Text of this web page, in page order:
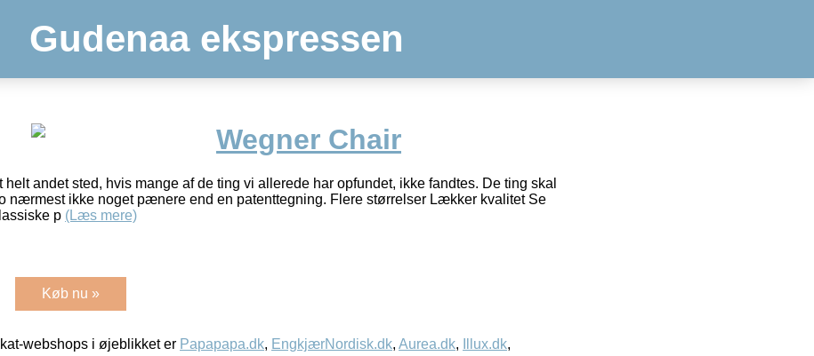
Gudenaa ekspressen
Wegner Chair
andet sted, hvis mange af de ting vi allerede har opfundet, ikke fandtes. De ting skal
nærmest ikke noget pænere end en patenttegning. Flere størrelser Lækker kvalitet Se
p (Læs mere)
Køb nu »
webshops i øjeblikket er Papapapa.dk, EngkjærNordisk.dk, Aurea.dk, Illux.dk,